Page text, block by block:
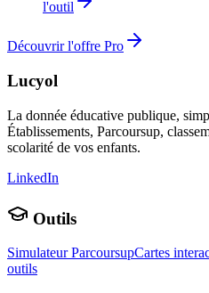
l'outil
Découvrir l'offre Pro
Lucyol
La donnée éducative publique,
Établissements, Parcoursup,
scolarité de vos enfants.
LinkedIn
Outils
Simulateur ParcoursupCartes
outils